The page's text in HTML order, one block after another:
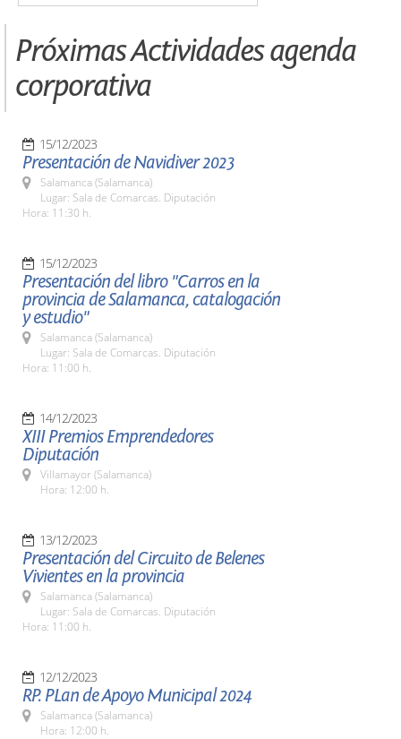
Próximas Actividades agenda
corporativa
15/12/2023
Presentación de Navidiver 2023
Salamanca (Salamanca)
Lugar: Sala de Comarcas. Diputación
Hora: 11:30 h.
15/12/2023
Presentación del libro "Carros en la
provincia de Salamanca, catalogación
y estudio"
Salamanca (Salamanca)
Lugar: Sala de Comarcas. Diputación
Hora: 11:00 h.
14/12/2023
XIII Premios Emprendedores
Diputación
Villamayor (Salamanca)
Hora: 12:00 h.
13/12/2023
Presentación del Circuito de Belenes
Vivientes en la provincia
Salamanca (Salamanca)
Lugar: Sala de Comarcas. Diputación
Hora: 11:00 h.
12/12/2023
RP. PLan de Apoyo Municipal 2024
Salamanca (Salamanca)
Hora: 12:00 h.